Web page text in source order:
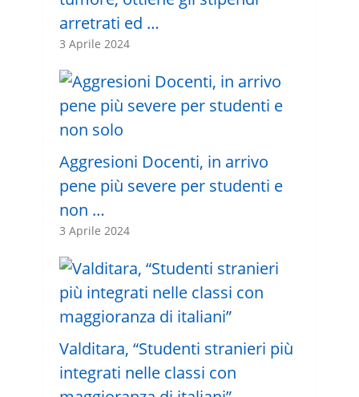
arretrati ed …
3 Aprile 2024
Aggresioni Docenti, in arrivo
pene più severe per studenti e
non …
3 Aprile 2024
Valditara, “Studenti stranieri più
integrati nelle classi con